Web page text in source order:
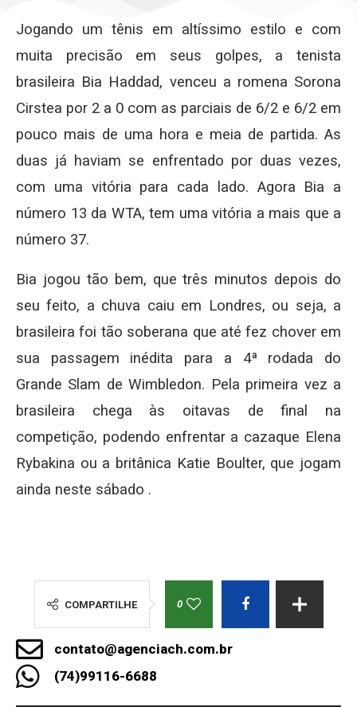
Jogando um tênis em altíssimo estilo e com
muita precisão em seus golpes, a tenista
brasileira Bia Haddad, venceu a romena Sorona
Cirstea por 2 a 0 com as parciais de 6/2 e 6/2 em
pouco mais de uma hora e meia de partida. As
duas já haviam se enfrentado por duas vezes,
com uma vitória para cada lado. Agora Bia a
número 13 da WTA, tem uma vitória a mais que a
número 37.
Bia jogou tão bem, que três minutos depois do
seu feito, a chuva caiu em Londres, ou seja, a
brasileira foi tão soberana que até fez chover em
sua passagem inédita para a 4ª rodada do
Grande Slam de Wimbledon. Pela primeira vez a
brasileira chega às oitavas de final na
competição, podendo enfrentar a cazaque Elena
Rybakina ou a britânica Katie Boulter, que jogam
ainda neste sábado .
COMPARTILHE 0
contato@agenciach.com.br
(74)99116-6688